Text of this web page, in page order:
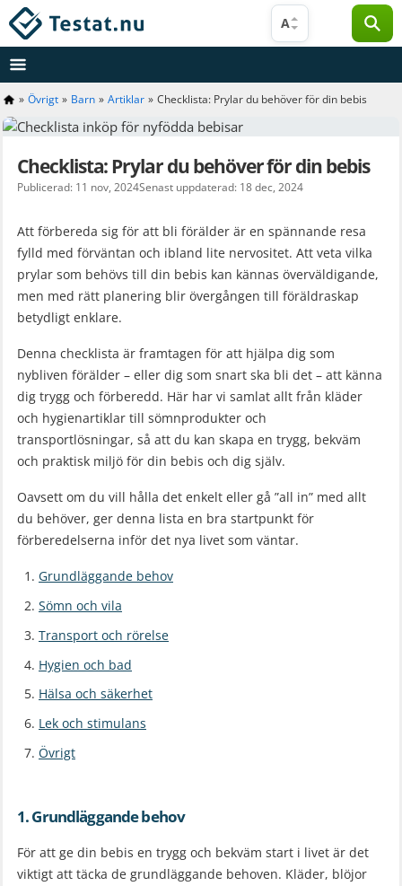
Hoppa
till
innehåll
A
» Övrigt » Barn » Artiklar » Checklista: Prylar du behöver för din bebis
Checklista: Prylar du behöver för din bebis
Publicerad: 11 nov, 2024Senast uppdaterad: 18 dec, 2024
Att förbereda sig för att bli förälder är en spännande resa
fylld med förväntan och ibland lite nervositet. Att veta vilka
prylar som behövs till din bebis kan kännas överväldigande,
men med rätt planering blir övergången till föräldraskap
betydligt enklare.
Denna checklista är framtagen för att hjälpa dig som
nybliven förälder – eller dig som snart ska bli det – att känna
dig trygg och förberedd. Här har vi samlat allt från kläder
och hygienartiklar till sömnprodukter och
transportlösningar, så att du kan skapa en trygg, bekväm
och praktisk miljö för din bebis och dig själv.
Oavsett om du vill hålla det enkelt eller gå ”all in” med allt
du behöver, ger denna lista en bra startpunkt för
förberedelserna inför det nya livet som väntar.
Grundläggande behov
Sömn och vila
Transport och rörelse
Hygien och bad
Hälsa och säkerhet
Lek och stimulans
Övrigt
1. Grundläggande behov
För att ge din bebis en trygg och bekväm start i livet är det
viktigt att täcka de grundläggande behoven. Kläder, blöjor